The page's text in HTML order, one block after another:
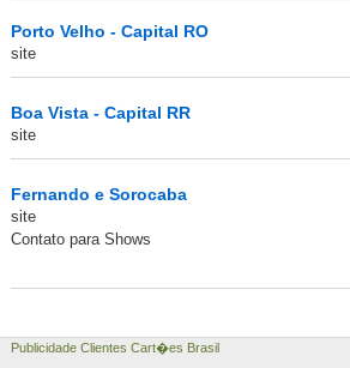
Porto Velho - Capital RO
site
Boa Vista - Capital RR
site
Fernando e Sorocaba
site
Contato para Shows
Publicidade Clientes Cart�es Brasil